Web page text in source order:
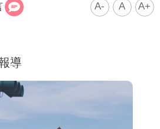
A- A A+
導